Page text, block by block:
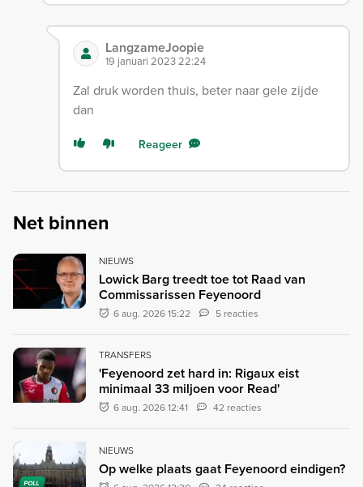
LangzameJoopie
19 januari 2023 22:24
Zal druk worden thuis, beter naar gele zijde
dan
Reageer
Net binnen
NIEUWS
Lowick Barg treedt toe tot Raad van
Commissarissen Feyenoord
6 aug. 2026 15:22 5 reacties
TRANSFERS
'Feyenoord zet hard in: Rigaux eist
minimaal 33 miljoen voor Read'
6 aug. 2026 12:41 42 reacties
POLL
NIEUWS
Op welke plaats gaat Feyenoord eindigen?